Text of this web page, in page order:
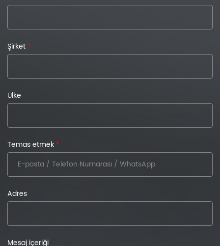
Şirket *
Ülke
Temas etmek *
Adres
Mesaj içeriği